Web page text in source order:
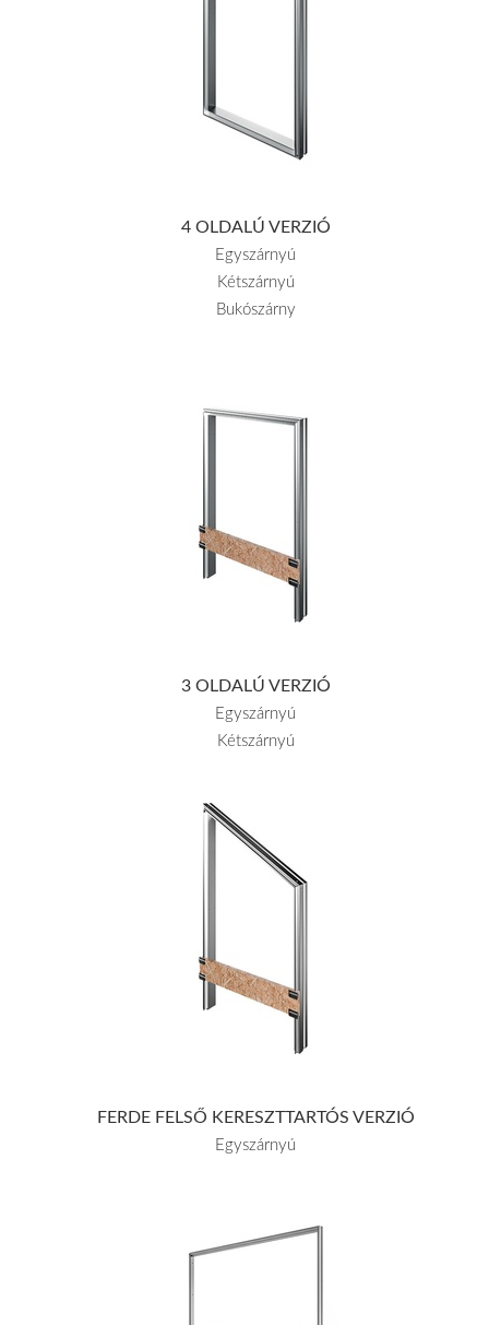
4 OLDALÚ VERZIÓ
Egyszárnyú
Kétszárnyú
Bukószárny
3 OLDALÚ VERZIÓ
Egyszárnyú
Kétszárnyú
FERDE FELSŐ KERESZTTARTÓS VERZIÓ
Egyszárnyú